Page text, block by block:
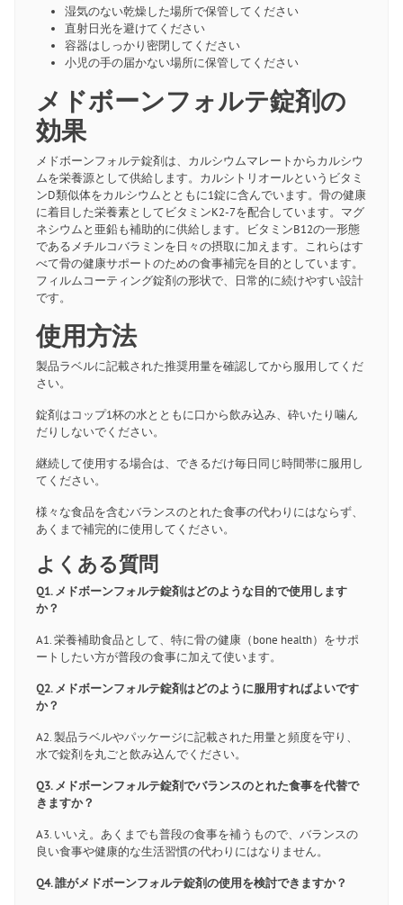
湿気のない乾燥した場所で保管してください
直射日光を避けてください
容器はしっかり密閉してください
小児の手の届かない場所に保管してください
メドボーンフォルテ錠剤の
効果
メドボーンフォルテ錠剤は、カルシウムマレートからカルシウ
ムを栄養源として供給します。カルシトリオールというビタミ
ンD類似体をカルシウムとともに1錠に含んでいます。骨の健康
に着目した栄養素としてビタミンK2-7を配合しています。マグ
ネシウムと亜鉛も補助的に供給します。ビタミンB12の一形態
であるメチルコバラミンを日々の摂取に加えます。これらはす
べて骨の健康サポートのための食事補完を目的としています。
フィルムコーティング錠剤の形状で、日常的に続けやすい設計
です。
使用方法
製品ラベルに記載された推奨用量を確認してから服用してくだ
さい。
錠剤はコップ1杯の水とともに口から飲み込み、砕いたり噛ん
だりしないでください。
継続して使用する場合は、できるだけ毎日同じ時間帯に服用し
てください。
様々な食品を含むバランスのとれた食事の代わりにはならず、
あくまで補完的に使用してください。
よくある質問
Q1. メドボーンフォルテ錠剤はどのような目的で使用します
か？
A1. 栄養補助食品として、特に骨の健康（bone health）をサポ
ートしたい方が普段の食事に加えて使います。
Q2. メドボーンフォルテ錠剤はどのように服用すればよいです
か？
A2. 製品ラベルやパッケージに記載された用量と頻度を守り、
水で錠剤を丸ごと飲み込んでください。
Q3. メドボーンフォルテ錠剤でバランスのとれた食事を代替で
きますか？
A3. いいえ。あくまでも普段の食事を補うもので、バランスの
良い食事や健康的な生活習慣の代わりにはなりません。
Q4. 誰がメドボーンフォルテ錠剤の使用を検討できますか？